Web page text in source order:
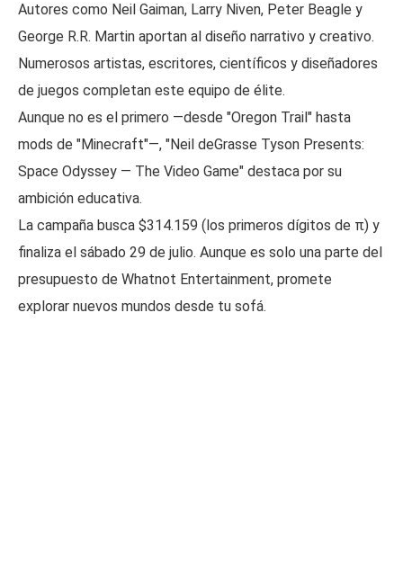
Autores como Neil Gaiman, Larry Niven, Peter Beagle y
George R.R. Martin aportan al diseño narrativo y creativo.
Numerosos artistas, escritores, científicos y diseñadores
de juegos completan este equipo de élite.
Aunque no es el primero —desde "Oregon Trail" hasta
mods de "Minecraft"—, "Neil deGrasse Tyson Presents:
Space Odyssey — The Video Game" destaca por su
ambición educativa.
La campaña busca $314.159 (los primeros dígitos de π) y
finaliza el sábado 29 de julio. Aunque es solo una parte del
presupuesto de Whatnot Entertainment, promete
explorar nuevos mundos desde tu sofá.